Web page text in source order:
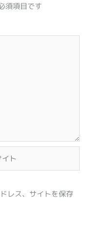
須項目です
レス、サイトを保存